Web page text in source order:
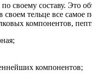
своему составу. Это
своем тельце все
компонентов,
компонентов;